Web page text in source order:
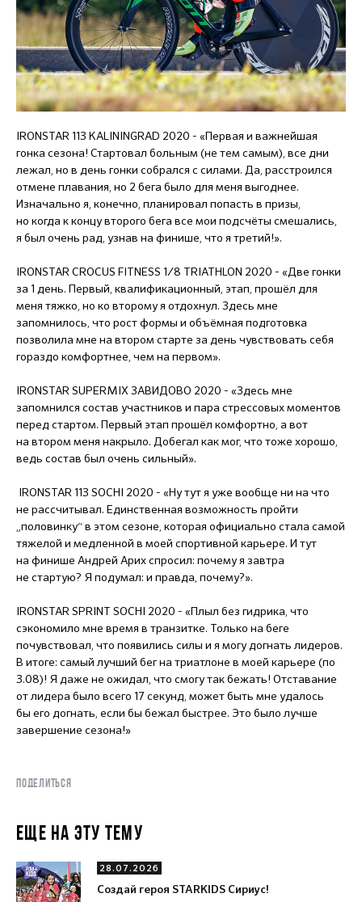
IRONSTAR 113 KALININGRAD 2020 - «Первая и важнейшая
гонка сезона! Стартовал больным (не тем самым), все дни
лежал, но в день гонки собрался с силами. Да, расстроился
отмене плавания, но 2 бега было для меня выгоднее.
Изначально я, конечно, планировал попасть в призы,
но когда к концу второго бега все мои подсчёты смешались,
я был очень рад, узнав на финише, что я третий!».
IRONSTAR CROCUS FITNESS 1/8 TRIATHLON 2020 - «Две гонки
за 1 день. Первый, квалификационный, этап, прошёл для
меня тяжко, но ко второму я отдохнул. Здесь мне
запомнилось, что рост формы и объёмная подготовка
позволила мне на втором старте за день чувствовать себя
гораздо комфортнее, чем на первом».
IRONSTAR SUPERMIX ЗАВИДОВО 2020 - «Здесь мне
запомнился состав участников и пара стрессовых моментов
перед стартом. Первый этап прошёл комфортно, а вот
на втором меня накрыло. Добегал как мог, что тоже хорошо,
ведь состав был очень сильный».
IRONSTAR 113 SOCHI 2020 - «Ну тут я уже вообще ни на что
не рассчитывал. Единственная возможность пройти
„половинку“ в этом сезоне, которая официально стала самой
тяжелой и медленной в моей спортивной карьере. И тут
на финише Андрей Арих спросил: почему я завтра
не стартую? Я подумал: и правда, почему?».
IRONSTAR SPRINT SOCHI 2020 - «Плыл без гидрика, что
сэкономило мне время в транзитке. Только на беге
почувствовал, что появились силы и я могу догнать лидеров.
В итоге: самый лучший бег на триатлоне в моей карьере (по
3.08)! Я даже не ожидал, что смогу так бежать! Отставание
от лидера было всего 17 секунд, может быть мне удалось
бы его догнать, если бы бежал быстрее. Это было лучше
завершение сезона!»
ПОДЕЛИТЬСЯ
ЕЩЕ НА ЭТУ ТЕМУ
28.07.2026
Создай героя STARKIDS Сириус!